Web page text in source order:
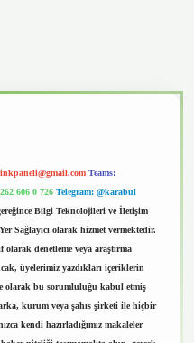
Teams:
606 0 726 Telegram: @karabul
Bilgi Teknolojileri ve İletişim
Sağlayıcı olarak hizmet vermektedir.
denetleme veya araştırma
üyelerimiz yazdıkları içeriklerin
olarak bu sorumluluğu kabul etmiş
kurum veya şahıs şirketi ile hiçbir
kendi hazırladığımız makaleler